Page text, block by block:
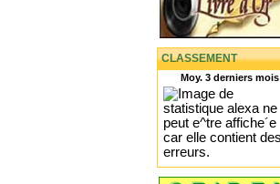
CLASSEMENT
Moy. 3 derniers mois